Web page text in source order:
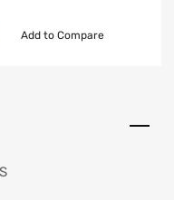
Add to Compare